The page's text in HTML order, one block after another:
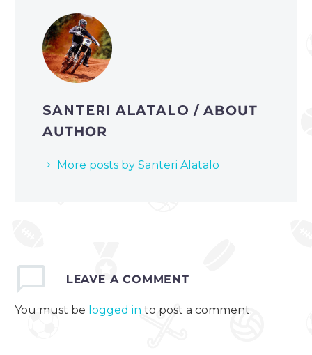
SANTERI ALATALO/ ABOUT
AUTHOR
More posts by Santeri Alatalo
LEAVE A COMMENT
You must be logged in to post a comment.